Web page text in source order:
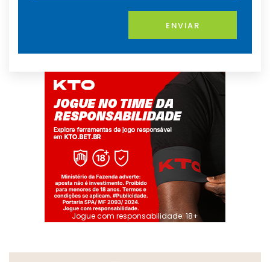
ENVIAR
Jogue com responsabilidade. 18+